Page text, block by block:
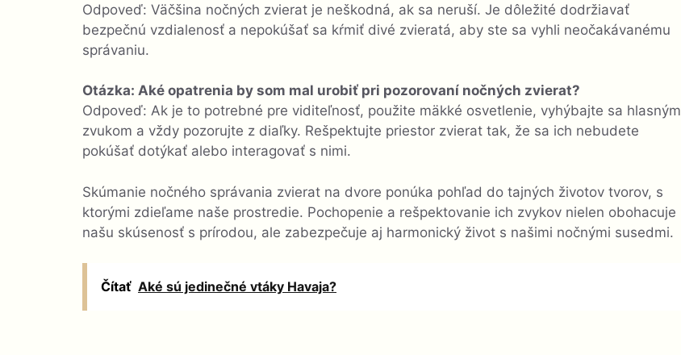
Odpoveď: Väčšina nočných zvierat je neškodná, ak sa neruší. Je dôležité dodržiavať
bezpečnú vzdialenosť a nepokúšať sa kŕmiť divé zvieratá, aby ste sa vyhli neočakávanému
správaniu.
Otázka: Aké opatrenia by som mal urobiť pri pozorovaní nočných zvierat?
Odpoveď: Ak je to potrebné pre viditeľnosť, použite mäkké osvetlenie, vyhýbajte sa hlasným
zvukom a vždy pozorujte z diaľky. Rešpektujte priestor zvierat tak, že sa ich nebudete
pokúšať dotýkať alebo interagovať s nimi.
Skúmanie nočného správania zvierat na dvore ponúka pohľad do tajných životov tvorov, s
ktorými zdieľame naše prostredie. Pochopenie a rešpektovanie ich zvykov nielen obohacuje
našu skúsenosť s prírodou, ale zabezpečuje aj harmonický život s našimi nočnými susedmi.
Čítať Aké sú jedinečné vtáky Havaja?